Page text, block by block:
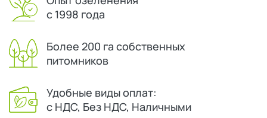
с 1998 года
Более 200 га собственных
питомников
Удобные виды оплат:
с НДС, Без НДС, Наличными